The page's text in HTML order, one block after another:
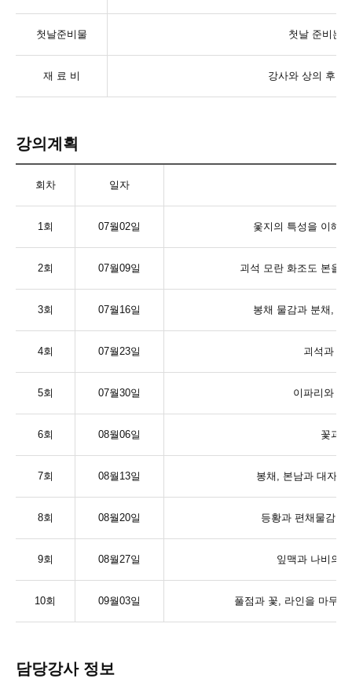
첫날준비물 첫날 준비는
재 료 비 강사와 상의 후
강의계획
회차 일자
1회 07월02일 옻지의 특성을 이해
2회 07월09일 괴석 모란 화조도 본을
3회 07월 16일 봉채 물감과 분채 ,
4회 07월23일 괴석과 꽃
5회 07월30일 이파리와 나
6회 08월06일 꽃과
7회 08월 13일 봉채 , 본남과 대자
8회 08월20일 등황과 편채물감을
9회 08월27일 잎맥과 나비의
10회 09월03일 풀점과 꽃, 라인을 마무
담당강사 정보